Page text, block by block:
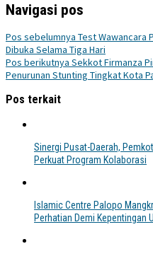
Navigasi pos
Pos sebelumnya Test Wawancara
Dibuka Selama Tiga Hari
Pos berikutnya Sekkot Firmanza
Penurunan Stunting Tingkat Kota
Pos terkait
Sinergi Pusat-Daerah,
Perkuat Program Kolaborasi
Islamic Centre Palopo
Perhatian Demi Kepentingan